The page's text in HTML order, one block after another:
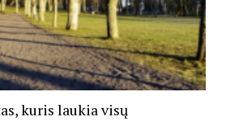
kuris laukia visų